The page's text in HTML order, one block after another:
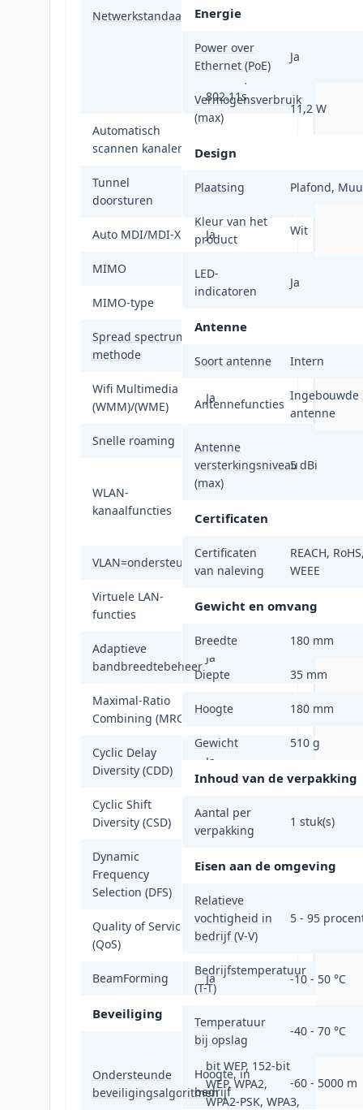
Netwerkstandaard
IEEE 802.11g,
IEEE 802.11h,
IEEE 802.11i, IEEE
802.11k, IEEE
802.11s
Automatisch
scannen kanalen
Tunnel
doorsturen
Ja
Auto MDI/MDI-X Ja
MIMO Ja
MIMO-type
Spread spectrum
methode
Wifi Multimedia
(WMM)/(WME)
Ja
Snelle roaming Ja
WLAN-
kanaalfuncties
WLAN-
kanaalbeheer,
WLAN-kanaal
snelheidsaanpassing
VLAN=ondersteuningJa
Virtuele LAN-
functies
assignment
Adaptieve
bandbreedtebeheer
Ja
Maximal-Ratio
Combining (MRC)
Ja
Cyclic Delay
Diversity (CDD)
Ja
Cyclic Shift
Diversity (CSD)
Ja
Dynamic
Frequency
Selection (DFS)
Ja
Quality of Service
(QoS)
Ja
BeamForming Ja
Beveiliging
Ondersteunde
beveiligingsalgoritmen
64-bit WEP, 128-
bit WEP, 152-bit
WEP, WPA2,
WPA2-PSK, WPA3,
Energie
Power over
Ethernet (PoE)
Ja
Vermogensverbruik
(max)
11,2 W
Design
Plaatsing Plafond,
Kleur van het
product
Wit
LED-
indicatoren
Ja
Antenne
Soort antenne Intern
Antennefuncties
Ingebouwde
antenne
Antenne
versterkingsniveau
(max)
5 dBi
Certificaten
Certificaten
van naleving
REACH,
WEEE
Gewicht en omvang
Breedte 180 mm
Diepte 35 mm
Hoogte 180 mm
Gewicht 510 g
Inhoud van de verpakking
Aantal per
verpakking
1 stuk(s)
Eisen aan de omgeving
Relatieve
vochtigheid in
bedrijf (V-V)
5 - 95
Bedrijfstemperatuur
(T-T)
-10 - 50 °C
Temperatuur
bij opslag
-40 - 70 °C
Hoogte, in
bedrijf
-60 - 5000 m